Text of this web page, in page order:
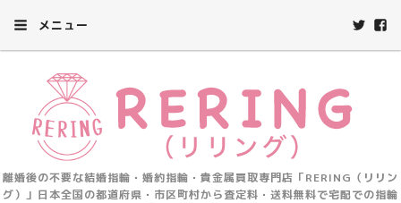
メニュー
離婚後の不要な結婚指輪・婚約指輪・貴金属買取専門店「RERING（リリン
グ）」日本全国の都道府県・市区町村から査定料・送料無料で宅配での指輪